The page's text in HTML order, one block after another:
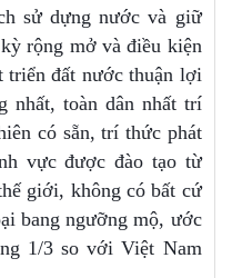
sử dựng nước và giữ
rộng mở và điều kiện
triển đất nước thuận lợi
nhất, toàn dân nhất trí
có sẵn, trí thức phát
vực được đào tạo từ
giới, không có bất cứ
bang ngưỡng mộ, ước
1/3 so với Việt Nam